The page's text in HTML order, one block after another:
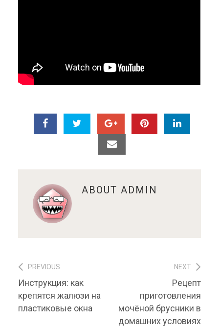
ABOUTADMIN
Навигация по записям
PREVIOUS
Previous post:
Инструкция: как
крепятся жалюзи на
пластиковые окна
NEXT
Next
post:
Рецепт
приготовления
мочёной брусники в
домашних условиях